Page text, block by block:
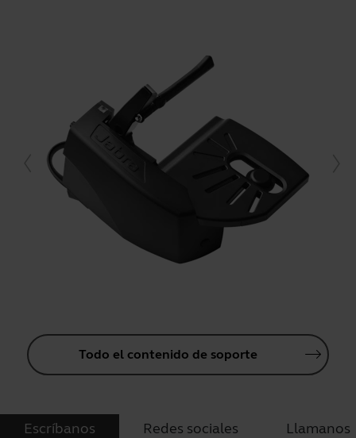
Todo el contenido de soporte
Escríbanos Redes sociales Llamanos